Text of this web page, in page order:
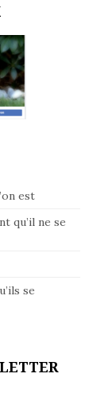
est
qu’il ne se
se